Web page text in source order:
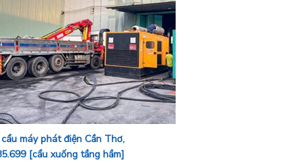
máy phát điện Cần Thơ,
[cẩu xuống tầng hầm]